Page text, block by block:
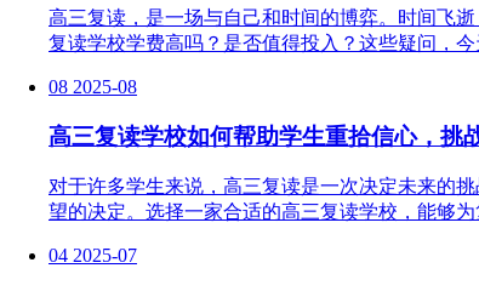
高三复读，是一场与自己和时间的博弈。时间飞
复读学校学费高吗？是否值得投入？这些疑问，
08 2025-08
高三复读学校如何帮助学生重拾信心，挑
对于许多学生来说，高三复读是一次决定未来的
望的决定。选择一家合适的高三复读学校，能够
04 2025-07